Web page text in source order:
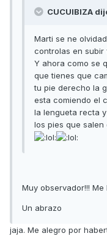
CUCUIBIZA
Marti se ne
controlas en subir
Y ahora como se
que tienes que
tu pie derecho la
esta comiendo el
la lengueta recta
los pies que salen
Muy observador!!!
Un abrazo
jaja. Me alegro por